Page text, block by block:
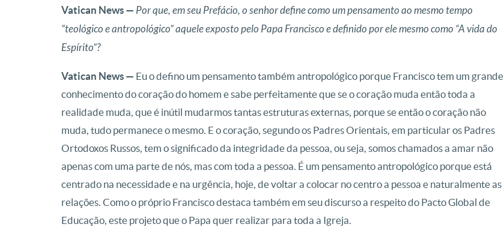
Vatican News — Por que, em seu Prefácio, o senhor define como um pensamento ao mesmo tempo
“teológico e antropológico” aquele exposto pelo Papa Francisco e definido por ele mesmo como “A vida do
Espírito”?
Vatican News — Eu o defino um pensamento também antropológico porque Francisco tem um grande
conhecimento do coração do homem e sabe perfeitamente que se o coração muda então toda a
realidade muda, que é inútil mudarmos tantas estruturas externas, porque se então o coração não
muda, tudo permanece o mesmo. E o coração, segundo os Padres Orientais, em particular os Padres
Ortodoxos Russos, tem o significado da integridade da pessoa, ou seja, somos chamados a amar não
apenas com uma parte de nós, mas com toda a pessoa. É um pensamento antropológico porque está
centrado na necessidade e na urgência, hoje, de voltar a colocar no centro a pessoa e naturalmente as
relações. Como o próprio Francisco destaca também em seu discurso a respeito do Pacto Global de
Educação, este projeto que o Papa quer realizar para toda a Igreja.